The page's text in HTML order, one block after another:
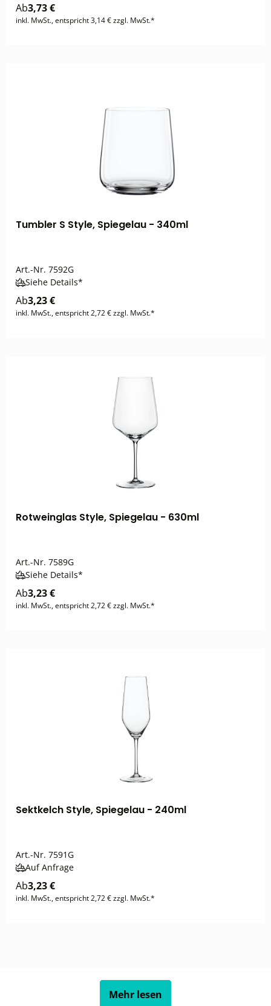
Ab3,73 €
inkl. MwSt., entspricht 3,14 € zzgl. MwSt.*
Tumbler S Style, Spiegelau - 340ml
Art.-Nr. 7592G
Siehe Details*
Ab3,23 €
inkl. MwSt., entspricht 2,72 € zzgl. MwSt.*
Rotweinglas Style, Spiegelau - 630ml
Art.-Nr. 7589G
Siehe Details*
Ab3,23 €
inkl. MwSt., entspricht 2,72 € zzgl. MwSt.*
Sektkelch Style, Spiegelau - 240ml
Art.-Nr. 7591G
Auf Anfrage
Ab3,23 €
inkl. MwSt., entspricht 2,72 € zzgl. MwSt.*
Mehr lesen